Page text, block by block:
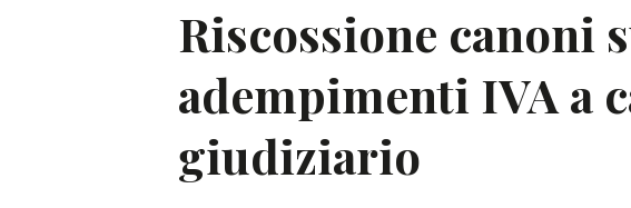
Riscossione canoni
adempimenti IVA a
giudiziario